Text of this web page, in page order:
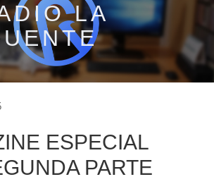
LA
ESPECIAL
PARTE